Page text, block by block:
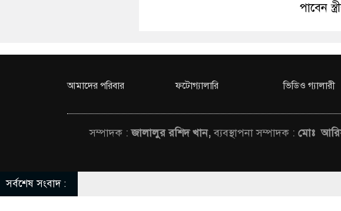
পাবেন
আমাদের পরিবার ফটোগ্যালারি ভিডিও গ্যালারী
সম্পাদক :জালালুর রশিদ খান,ব্যবস্থাপনা সম্পাদক : মোঃ
© All rights reserved © News
সর্বশেষ সংবাদ :